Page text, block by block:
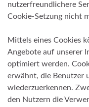
nutzerfreundlichere
Cookie-Setzung nicht
Mittels eines Cookies
Angebote auf unserer
optimiert werden.
erwähnt, die Benutzer
wiederzuerkennen.
den Nutzern die